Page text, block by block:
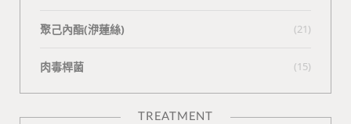
聚己內酯(洢蓮絲) (21)
肉毒桿菌 (15)
TREATMENT